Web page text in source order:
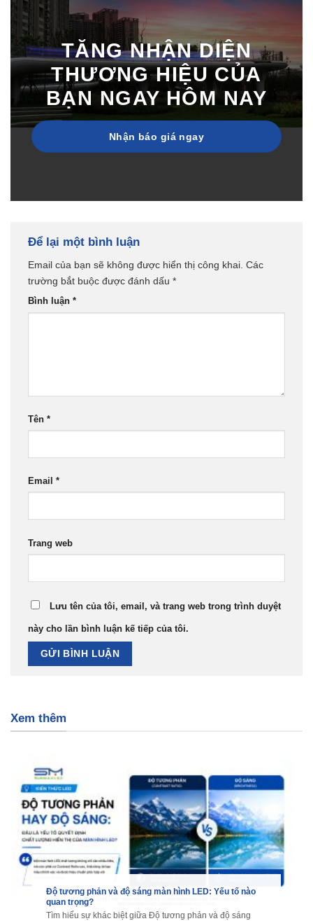
TĂNG NHẬN DIỆN
THƯƠNG HIỆU CỦA
BẠN NGAY HÔM NAY
Nhận báo giá ngay
Để lại một bình luận
Email của bạn sẽ không được hiển thị công khai. Các
trường bắt buộc được đánh dấu *
Bình luận *
Tên *
Email *
Trang web
Lưu tên của tôi, email, và trang web trong trình duyệt
này cho lần bình luận kế tiếp của tôi.
Xem thêm
Độ tương phản và độ sáng màn hình LED: Yếu tố nào
quan trọng?
Tìm hiểu sự khác biệt giữa Độ tương phản và độ sáng